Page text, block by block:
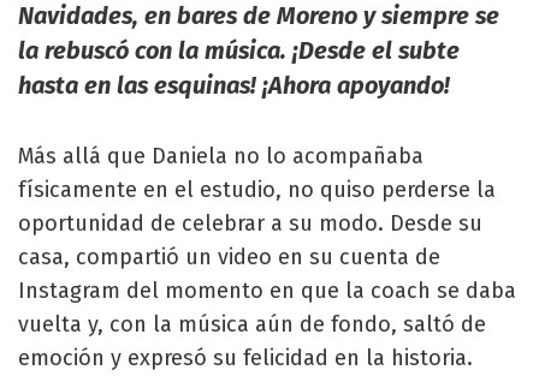
Navidades, en bares de Moreno y siempre se
la rebuscó con la música. ¡Desde el subte
hasta en las esquinas! ¡Ahora apoyando!
Más allá que Daniela no lo acompañaba
físicamente en el estudio, no quiso perderse la
oportunidad de celebrar a su modo. Desde su
casa, compartió un video en su cuenta de
Instagram del momento en que la coach se daba
vuelta y, con la música aún de fondo, saltó de
emoción y expresó su felicidad en la historia.